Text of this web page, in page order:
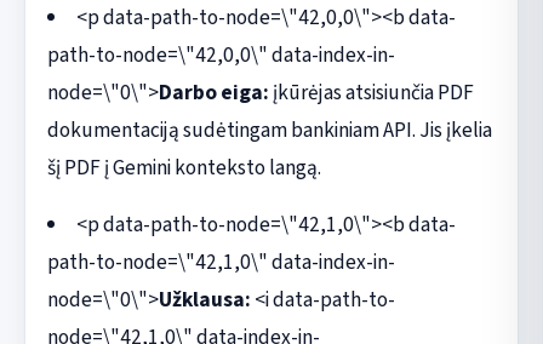
<p data-path-to-node=\"42,0,0\"><b data-
path-to-node=\"42,0,0\" data-index-in-
node=\"0\">Darbo eiga: įkūrėjas atsisiunčia PDF
dokumentaciją sudėtingam bankiniam API. Jis įkelia
šį PDF į Gemini konteksto langą.
<p data-path-to-node=\"42,1,0\"><b data-
path-to-node=\"42,1,0\" data-index-in-
node=\"0\">Užklausa: <i data-path-to-
node=\"42,1,0\" data-index-in-